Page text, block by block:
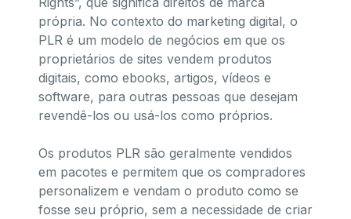
própria. No contexto do marketing digital, o
PLR é um modelo de negócios em que os
proprietários de sites vendem produtos
digitais, como ebooks, artigos, vídeos e
software, para outras pessoas que desejam
revendê-los ou usá-los como próprios.
Os produtos PLR são geralmente vendidos
em pacotes e permitem que os compradores
personalizem e vendam o produto como se
fosse seu próprio, sem a necessidade de criar